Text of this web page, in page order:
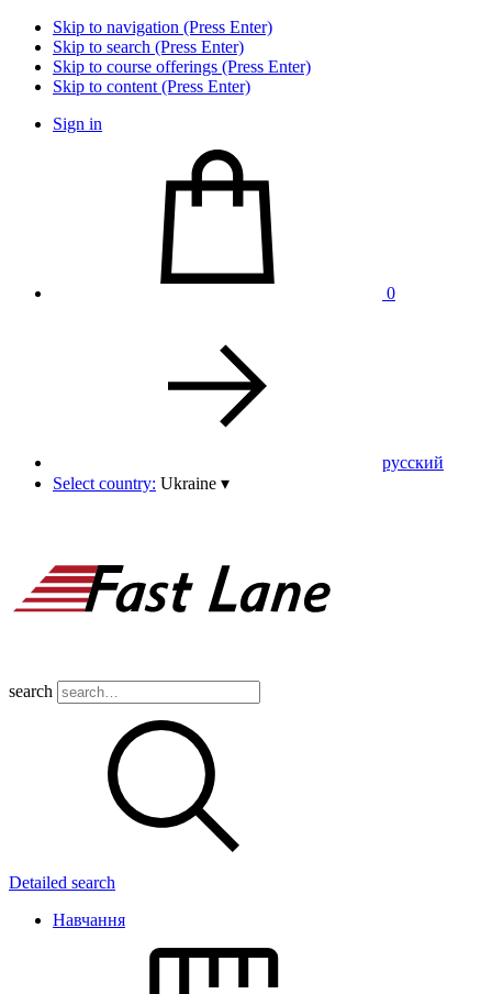
Skip to navigation (Press Enter)
Skip to search (Press Enter)
Skip to course offerings (Press Enter)
Skip to content (Press Enter)
Sign in
0
pусский
Select country: Ukraine ▾
search
Detailed search
Навчання